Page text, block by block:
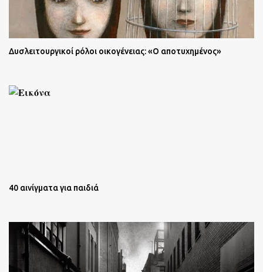
Δυσλειτουργικοί ρόλοι οικογένειας: «Ο αποτυχημένος»
40 αινίγματα για παιδιά